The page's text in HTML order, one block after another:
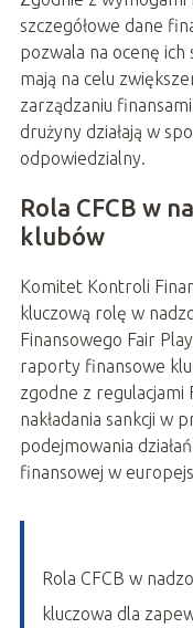
szczegółowe dane
pozwala na ocenę
mają na celu
zarządzaniu
drużyny działają w
odpowiedzialny.
Rola CFCB w
klubów
Komitet Kontroli
kluczową rolę w
Finansowego Fair
raporty finansowe
zgodne z regulacjami
nakładania sankcji w
podejmowania
finansowej w
Rola CFCB w
kluczowa dla